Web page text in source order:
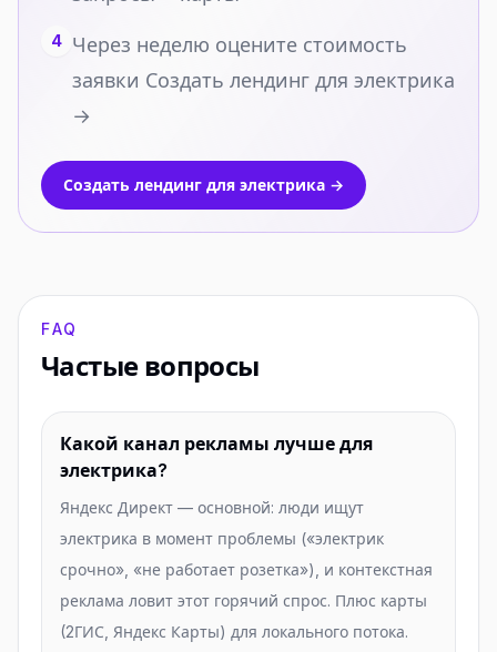
4 Через неделю оцените стоимость
заявки Создать лендинг для электрика
→
Создать лендинг для электрика →
FAQ
Частые вопросы
Какой канал рекламы лучше для
электрика?
Яндекс Директ — основной: люди ищут
электрика в момент проблемы («электрик
срочно», «не работает розетка»), и контекстная
реклама ловит этот горячий спрос. Плюс карты
(2ГИС, Яндекс Карты) для локального потока.